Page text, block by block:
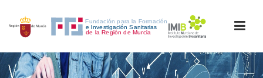
INICIO